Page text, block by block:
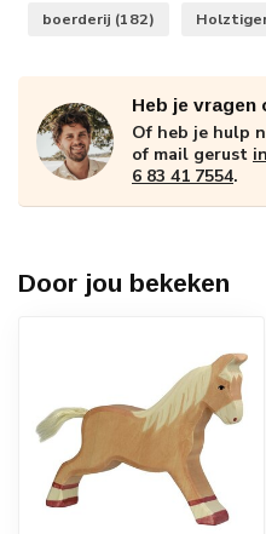
boerderij (182)
Heb je
Of heb je hulp
of mail gerust
6 83 41 7554.
Door jou bekeken